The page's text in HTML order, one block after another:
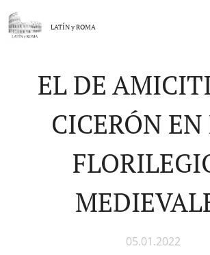
LATÍN yROMA
EL DE
CICERÓN EN
05.01.2022